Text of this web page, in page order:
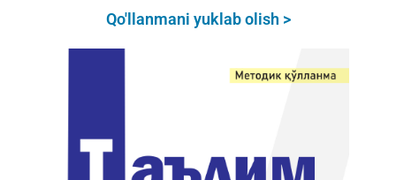
Qo'llanmani yuklab olish >